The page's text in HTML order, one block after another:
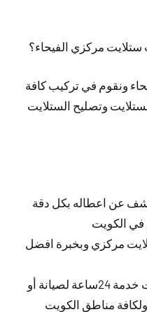
مركزي الفيحاء؟
ونقوم في تركيب كافة
وتصليح الستلايت
عن اعطاله بكل دقة
الكويت
مركزي وبخبرة افضل
لذلك نؤمن فني تصليح ستلايت خدمة 24ساعة لصيانة أو
مناطق الكويت